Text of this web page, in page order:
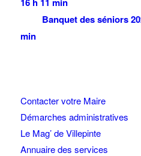
Banquet des séniors
min
Contacter votre Maire
Démarches administratives
Le Mag’ de Villepinte
Annuaire des services